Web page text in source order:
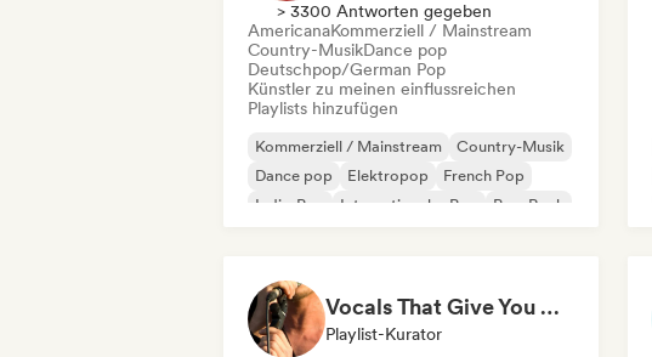
> 3300 Antworten gegeben
AmericanaKommerziell / Mainstream
Country-MusikDance pop
Deutschpop/German Pop
Künstler zu meinen einflussreichen
Playlists hinzufügen
Kommerziell / Mainstream
Country-Musik
Dance pop
Elektropop
French Pop
Indie-Pop
Internationaler Pop Pop-Rock
Vocals That Give You Chills
Playlist-Kurator